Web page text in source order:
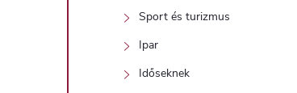
Sport és turizmus
Ipar
Időseknek